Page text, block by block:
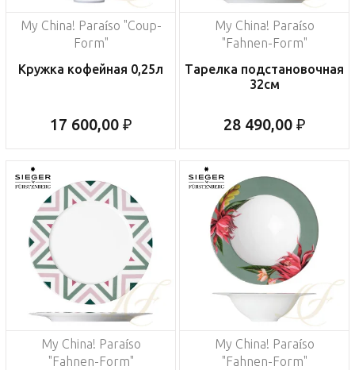
My China! Paraíso "Coup-
Form"
Кружка кофейная 0,25л
17 600,00 ₽
My China! Paraíso
"Fahnen-Form"
Тарелка подстановочная
32см
28 490,00 ₽
My China! Paraíso
"Fahnen-Form"
My China! Paraíso
"Fahnen-Form"